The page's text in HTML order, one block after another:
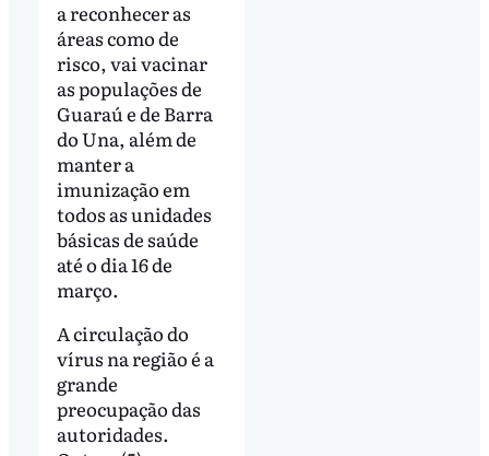
a reconhecer as
áreas como de
risco, vai vacinar
as populações de
Guaraú e de Barra
do Una, além de
manter a
imunização em
todos as unidades
básicas de saúde
até o dia 16 de
março.
A circulação do
vírus na região é a
grande
preocupação das
autoridades.